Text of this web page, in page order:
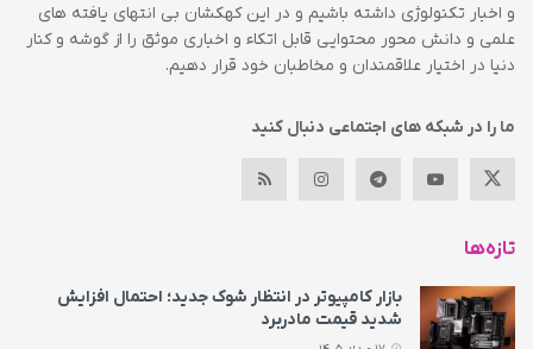
و اخبار تکنولوژی داشته باشیم و در این کهکشان بی انتهای یافته های
علمی و دانش محور محتوایی قابل اتکاء و اخباری موثق را از گوشه و کنار
دنیا در اختیار علاقمندان و مخاطبان خود قرار دهیم.
ما را در شبکه های اجتماعی دنبال کنید
تازه‌ها
بازار کامپیوتر در انتظار شوک جدید؛ احتمال افزایش
شدید قیمت مادربرد